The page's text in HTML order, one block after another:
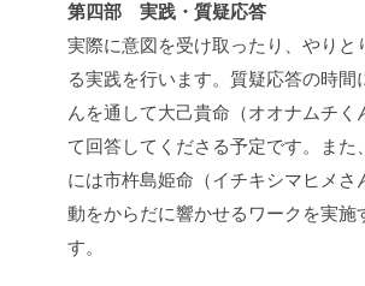
第四部 実践・質疑応答
実際に意図を受け取ったり、やりと
る実践を行います。質疑応答の時間
んを通して大己貴命（オオナムチく
て回答してくださる予定です。また
には市杵島姫命（イチキシマヒメさ
動をからだに響かせるワークを実施
す。